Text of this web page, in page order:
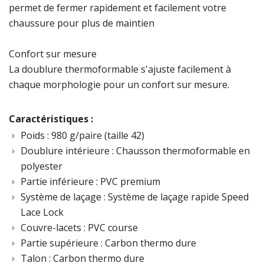
permet de fermer rapidement et facilement votre
chaussure pour plus de maintien
Confort sur mesure
La doublure thermoformable s'ajuste facilement à
chaque morphologie pour un confort sur mesure.
Caractéristiques :
Poids : 980 g/paire (taille 42)
Doublure intérieure : Chausson thermoformable en
polyester
Partie inférieure : PVC premium
Système de laçage : Système de laçage rapide Speed
Lace Lock
Couvre-lacets : PVC course
Partie supérieure : Carbon thermo dure
Talon : Carbon thermo dure